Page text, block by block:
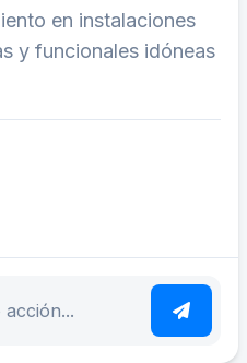
en instalaciones
y funcionales idóneas